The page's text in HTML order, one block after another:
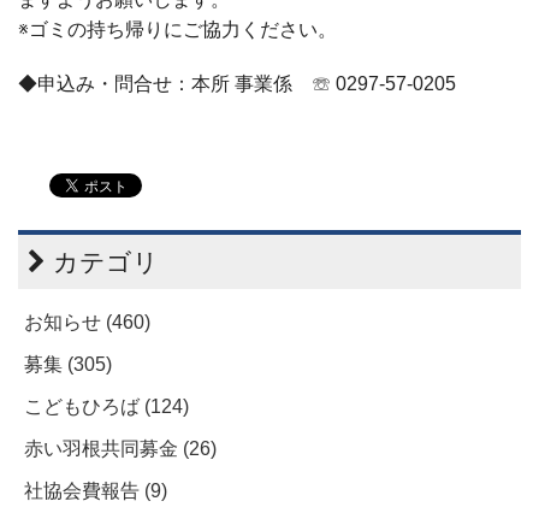
※ゴミの持ち帰りにご協力ください。
◆申込み・問合せ：本所 事業係 ☏ 0297-57-0205
カテゴリ
お知らせ (460)
募集 (305)
こどもひろば (124)
赤い羽根共同募金 (26)
社協会費報告 (9)